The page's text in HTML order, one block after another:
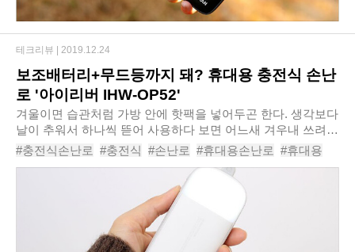
보조배터리+무드등까지 돼? 휴대용 충전식 손난
로 '아이리버 IHW-OP52'
겨울이면 습관처럼 가방 안에 핫팩을 넣어두곤 한다. 생각보다
날이 추워서 하나씩 뜯어 사용하다 보면 어느새 겨우내 쓰려던
핫팩이 다 떨어진다. 매번 핫팩을 사서 쓰고 버리는 것도 왠지
환경에 좋지 않은 것 같아, 나름 자..
#충전식손난로 #충전식 #손난로 #휴대용손난로 #휴대용
#손난로보조배터리 #보조배터리손난로 #보조배터리
테크리뷰 | 2019.12.24